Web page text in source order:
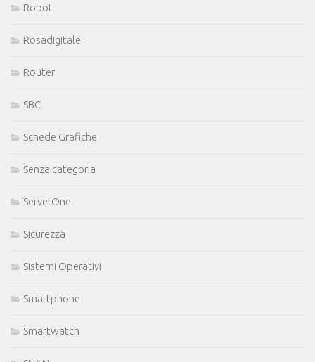
Robot
Rosadigitale
Router
SBC
Schede Grafiche
Senza categoria
ServerOne
Sicurezza
Sistemi Operativi
Smartphone
Smartwatch